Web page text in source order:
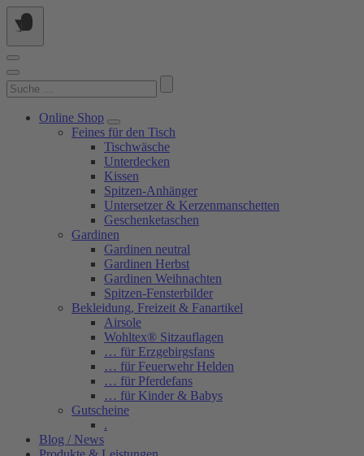
Springe
zum
Suchen
nach:
Online Shop
Feines für den Tisch
Tischwäsche
Unterdecken
Kissen
Spitzen-Anhänger
Untersetzer & Kerzenmanschetten
Geschenketaschen
Gardinen
Gardinen neutral
Gardinen Herbst
Gardinen Weihnachten
Spitzen-Fensterbilder
Bekleidung, Freizeit & Fanartikel
Airsole
Wohltex® Sitzauflagen
… für Erzgebirgsfans
… für Feuerwehr Helden
… für Pferdefans
… für Kinder & Babys
Gutscheine
.
Blog / News